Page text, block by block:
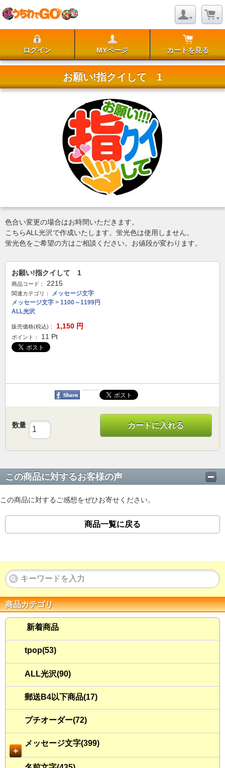
ログイン MYページ カートを見る
お願い!指クイして 1
色合い変更の場合はお時間いただきます。
こちらALL光沢で作成いたします。蛍光色は使用しません。
蛍光色をご希望の方はご相談ください。お値段が変わります。
お願い!指クイして 1
商品コード： 2215
関連カテゴリ：
メッセージ文字
メッセージ文字 > 1100～1199円
ALL光沢
販売価格(税込)： 1,150 円
ポイント： 11 Pt
数量 カートに入れる
この商品に対するお客様の声
この商品に対するご感想をぜひお寄せください。
商品一覧に戻る
商品カテゴリ
新着商品
tpop(53)
ALL光沢(90)
郵送B4以下商品(17)
プチオーダー(72)
＋
メッセージ文字(399)